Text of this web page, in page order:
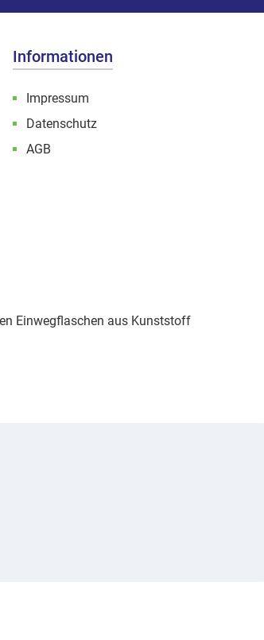
Informationen
Impressum
Datenschutz
AGB
Einwegflaschen aus Kunststoff